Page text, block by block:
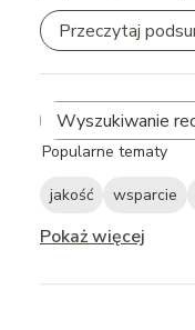
Przeczytaj
Popularne tematy
jakość wsparcie
Pokaż więcej